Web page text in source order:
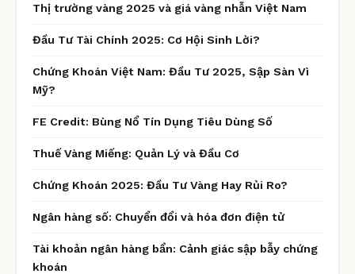
Thị trường vàng 2025 và giá vàng nhẫn Việt Nam
Đầu Tư Tài Chính 2025: Cơ Hội Sinh Lời?
Chứng Khoán Việt Nam: Đầu Tư 2025, Sập Sàn Vì
Mỹ?
FE Credit: Bùng Nổ Tín Dụng Tiêu Dùng Số
Thuế Vàng Miếng: Quản Lý và Đầu Cơ
Chứng Khoán 2025: Đầu Tư Vàng Hay Rủi Ro?
Ngân hàng số: Chuyển đổi và hóa đơn điện tử
Tài khoản ngân hàng bẩn: Cảnh giác sập bẫy chứng
khoán